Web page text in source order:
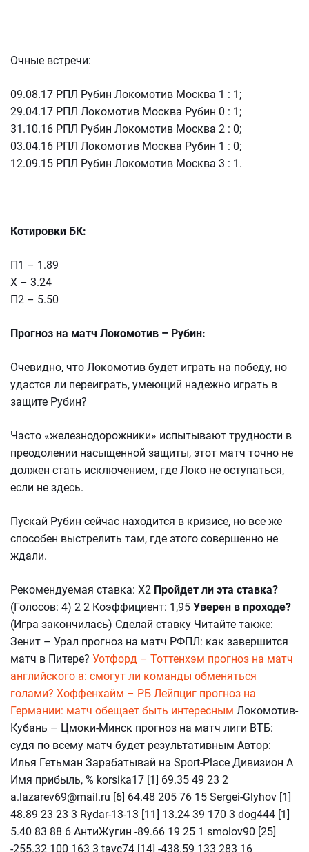
Очные встречи:
09.08.17 РПЛ Рубин Локомотив Москва 1 : 1;
29.04.17 РПЛ Локомотив Москва Рубин 0 : 1;
31.10.16 РПЛ Рубин Локомотив Москва 2 : 0;
03.04.16 РПЛ Локомотив Москва Рубин 1 : 0;
12.09.15 РПЛ Рубин Локомотив Москва 3 : 1.
Котировки БК:
П1 – 1.89
Х – 3.24
П2 – 5.50
Прогноз на матч Локомотив – Рубин:
Очевидно, что Локомотив будет играть на победу, но
удастся ли переиграть, умеющий надежно играть в
защите Рубин?
Часто «железнодорожники» испытывают трудности в
преодолении насыщенной защиты, этот матч точно не
должен стать исключением, где Локо не оступаться,
если не здесь.
Пускай Рубин сейчас находится в кризисе, но все же
способен выстрелить там, где этого совершенно не
ждали.
Рекомендуемая ставка: Х2 Пройдет ли эта ставка?
(Голосов: 4) 2 2 Коэффициент: 1,95 Уверен в проходе?
(Игра закончилась) Сделай ставку Читайте также:
Зенит – Урал прогноз на матч РФПЛ: как завершится
матч в Питере? Уотфорд – Тоттенхэм прогноз на матч
английского а: смогут ли команды обменяться
голами? Хоффенхайм – РБ Лейпциг прогноз на
Германии: матч обещает быть интересным Локомотив-
Кубань – Цмоки-Минск прогноз на матч лиги ВТБ:
судя по всему матч будет результативным Автор:
Илья Гетьман Зарабатывай на Sport-Place Дивизион А
Имя прибыль, % korsika17 [1] 69.35 49 23 2
a.lazarev69@mail.ru [6] 64.48 205 76 15 Sergei-Glyhov [1]
48.89 23 23 3 Rydar-13-13 [11] 13.24 39 170 3 dog444 [1]
5.40 83 88 6 АнтиЖугин -89.66 19 25 1 smolov90 [25]
-255.32 100 163 3 tavc74 [14] -438.59 133 283 16